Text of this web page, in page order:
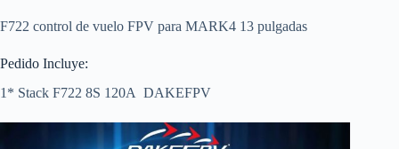
F722 control de vuelo FPV para MARK4 13 pulgadas
Pedido Incluye:
1* Stack F722 8S 120A DAKEFPV